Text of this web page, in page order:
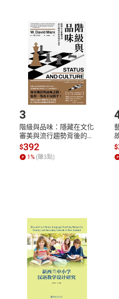
所銷售之商品為電子書，屬非
天市場，並於「我的訂單」中
後將為您辦理退款事宜。
退貨，恕無法以單支商品取消/退
登入帳號
Login
Step2.登入帳
退換貨規範
3
階級與品味：隱藏在文化
審美與流行趨勢背後的地
位渴望【電子書】
$392
1 % (賺3點)
$